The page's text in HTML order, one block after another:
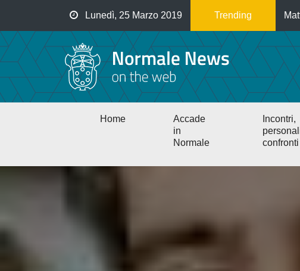
contenuto
principale
Lunedì, 25 Marzo 2019 Trending
Main
Home
Accade
in
Normale
Incontri,
confronti